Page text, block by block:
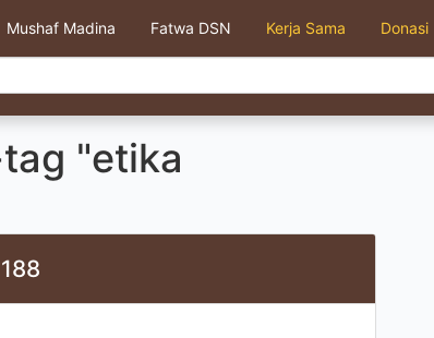
Mushaf Madina Fatwa DSN Kerja Sama Donasi
"etika